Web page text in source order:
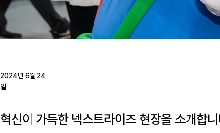
2024년 6월 24
일
혁신이 가득한 넥스트라이즈 현장을 소개합